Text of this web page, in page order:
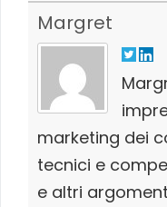
Margret
marketing dei
tecnici e
e altri